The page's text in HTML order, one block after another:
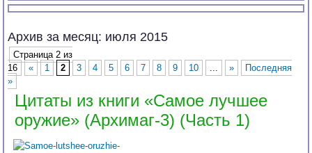
Архив за месяц: июля 2015
Страница 2 из
16
« 1 2 3 4 5 6 7 8 9 10 ... »
Последняя
»
Цитаты из книги «Самое лучшее
оружие» (Архимаг-3) (Часть 1)